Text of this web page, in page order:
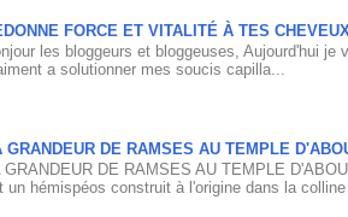
FORCE ET VITALITÉ À TES
les bloggeurs et bloggeuses, Aujourd'hui je
a solutionner mes soucis capilla...
GRANDEUR DE RAMSES AU TEMPLE
GRANDEUR DE RAMSES AU TEMPLE
un hémispéos construit à l'origine dans la